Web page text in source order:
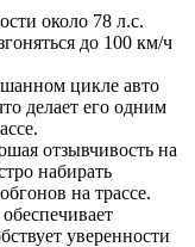
около 78 л.с.
до 100 км/ч
цикле авто
делает его одним
отзывчивость на
набирать
на трассе.
уверенности